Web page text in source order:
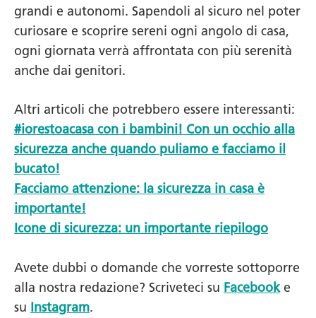
grandi e autonomi. Sapendoli al sicuro nel poter
curiosare e scoprire sereni ogni angolo di casa,
ogni giornata verrà affrontata con più serenità
anche dai genitori.
Altri articoli che potrebbero essere interessanti:
#iorestoacasa con i bambini! Con un occhio alla
sicurezza anche quando puliamo e facciamo il
bucato!
Facciamo attenzione: la sicurezza in casa è
importante!
Icone di sicurezza: un importante riepilogo
Avete dubbi o domande che vorreste sottoporre
alla nostra redazione? Scriveteci su Facebooke
su Instagram.